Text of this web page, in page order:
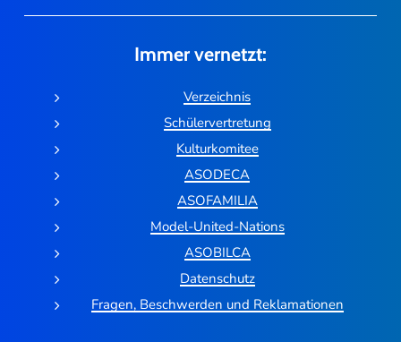
Immer vernetzt:
Verzeichnis
Schülervertretung
Kulturkomitee
ASODECA
ASOFAMILIA
Model-United-Nations
ASOBILCA
Datenschutz
Fragen, Beschwerden und Reklamationen